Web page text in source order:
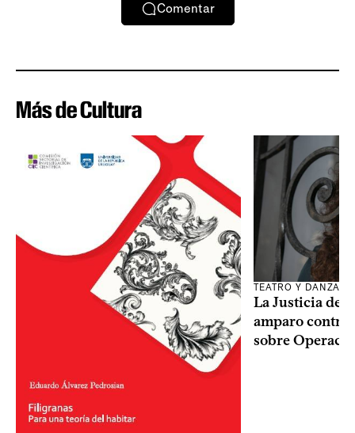
Comentar
Más de Cultura
TEATRO Y DANZA
La Justicia
amparo contra
sobre